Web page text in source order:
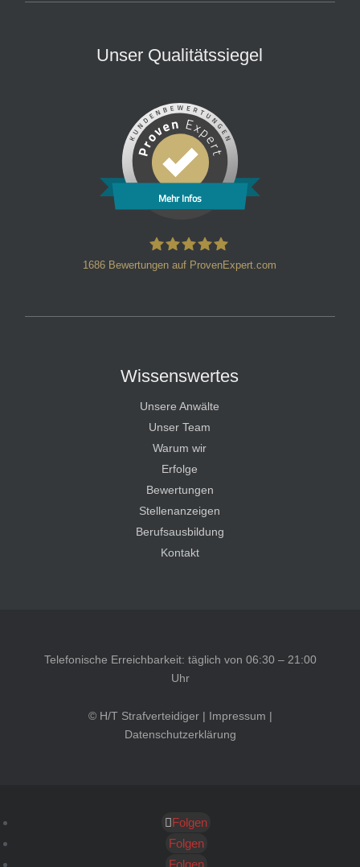
Unser Qualitätssiegel
Mehr Infos
1686 Bewertungen auf ProvenExpert.com
Wissenswertes
Unsere Anwälte
Unser Team
Warum wir
Erfolge
Bewertungen
Stellenanzeigen
Berufsausbildung
Kontakt
Telefonische Erreichbarkeit: täglich von 06:30 – 21:00
Uhr
© H/T Strafverteidiger | Impressum |
Datenschutzerklärung
Folgen
Folgen
Kundenbewertungen und Erfahrungen zu